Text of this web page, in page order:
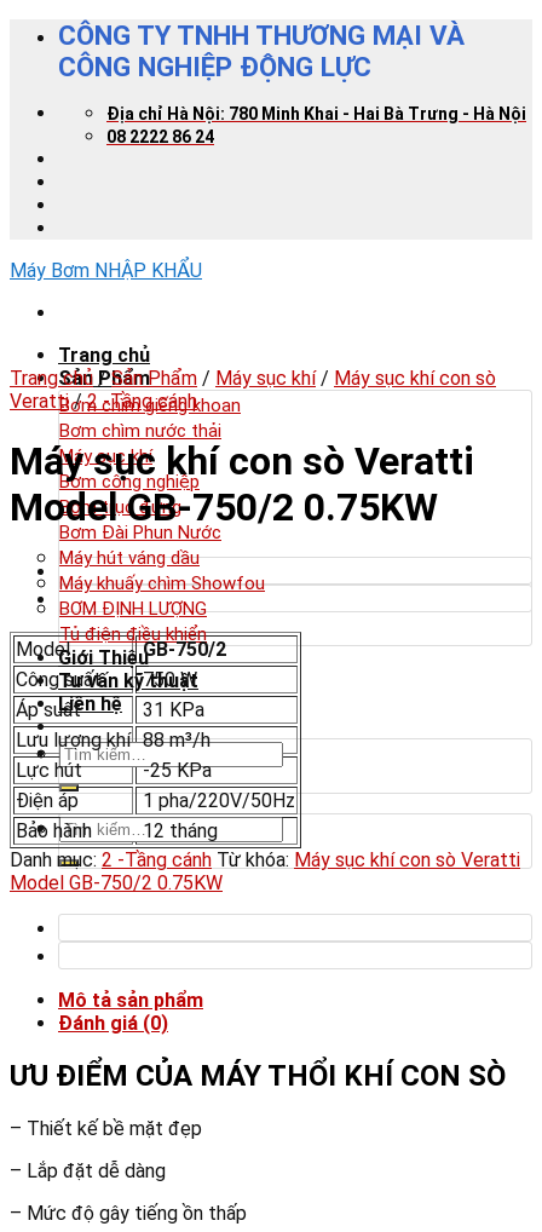
Skip
content
CÔNG TY TNHH THƯƠNG MẠI VÀ
CÔNG NGHIỆP ĐỘNG LỰC
Địa chỉ Hà Nội: 780 Minh Khai - Hai Bà Trưng - Hà Nội
08 2222 86 24
Máy Bơm NHẬP KHẨU
Trang chủ
Sản Phẩm
Bơm chìm giếng khoan
Bơm chìm nước thải
Máy sục khí
Bơm công nghiệp
Bơm trục đứng
Bơm Đài Phun Nước
Máy hút váng dầu
Máy khuấy chìm Showfou
BƠM ĐỊNH LƯỢNG
Tủ điện điều khiển
Giới Thiệu
Tư vấn kỹ thuật
Liên hệ
Tìm
kiếm:
Tìm
kiếm:
Trang chủ / Sản Phẩm / Máy sục khí / Máy sục khí con sò
Veratti / 2 -Tầng cánh
Máy sục khí con sò Veratti
Model GB-750/2 0.75KW
Model
GB-750/2
Công suất
750 W
Áp suất
31 KPa
Lưu lượng khí 88 m³/h
Lực hút
-25 KPa
Điện áp
1 pha/220V/50Hz
Bảo hành
12 tháng
Danh mục: 2 -Tầng cánh Từ khóa: Máy sục khí con sò Veratti
Model GB-750/2 0.75KW
Mô tả sản phẩm
Đánh giá (0)
ƯU ĐIỂM CỦA MÁY THỔI KHÍ CON SÒ
– Thiết kế bề mặt đẹp
– Lắp đặt dễ dàng
– Mức độ gây tiếng ồn thấp